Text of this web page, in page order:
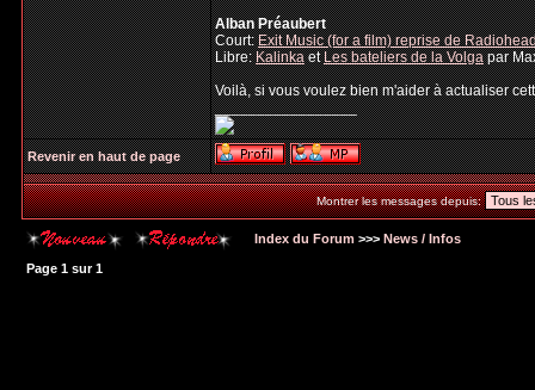
Alban Préaubert
Court:Exit Music (for a film) reprise de
Libre:KalinkaetLes bateliers de la Volgapar
Voilà, si vous voulez bien m'aider à actualiser
_________________
Revenir en haut de page
Montrer les messages depuis:
Index du Forum >>> News / Infos
Page 1 sur1